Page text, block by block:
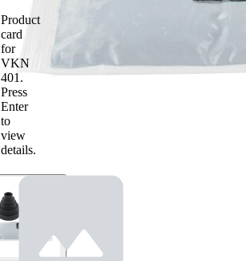
Product
card
for
VKN
401 .
Press
Enter
to
view
details.